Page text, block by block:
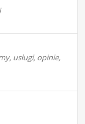
usługi, opinie,